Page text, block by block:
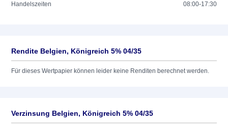
Handelszeiten 08:00-17:30
Rendite Belgien, Königreich 5% 04/35
Für dieses Wertpapier können leider keine Renditen berechnet werden.
Verzinsung Belgien, Königreich 5% 04/35